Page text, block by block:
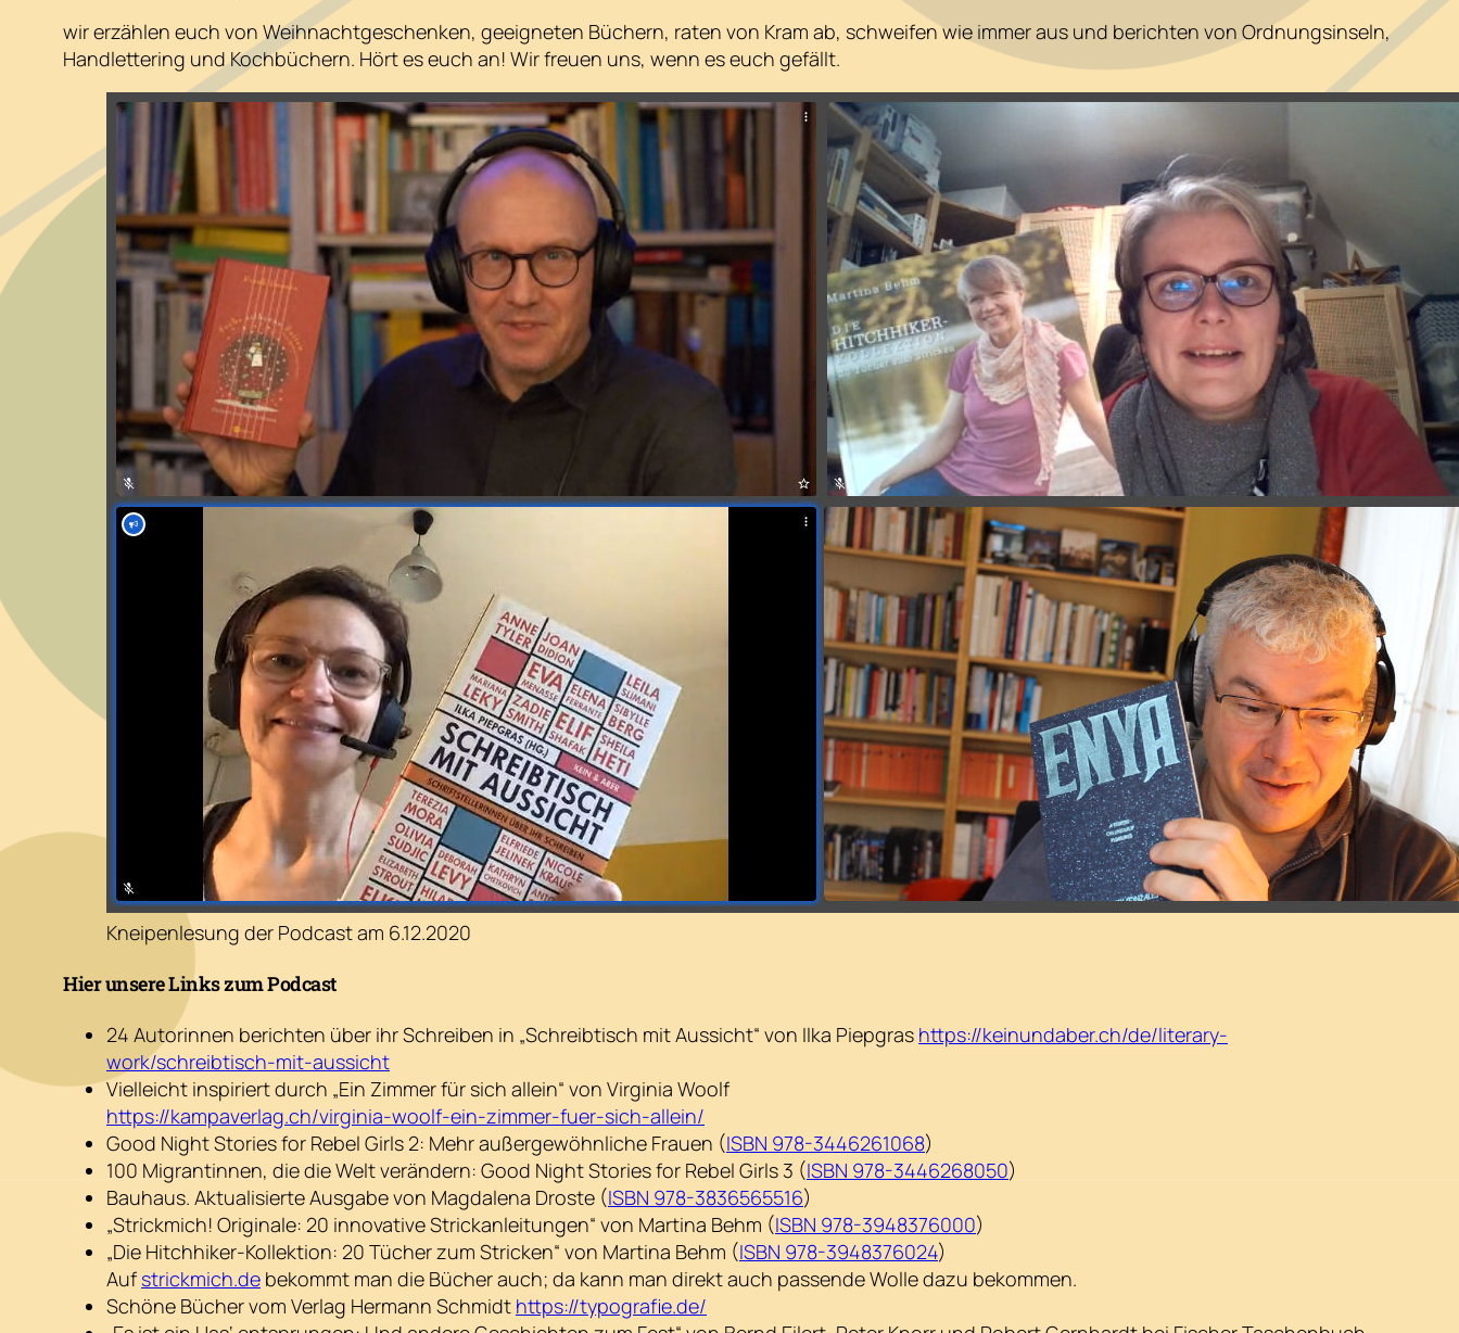
wir erzählen euch von Weihnachtgeschenken, geeigneten Büchern, raten von Kram ab, schweifen wie immer aus und berichten von Ordnungsinseln,
Handlettering und Kochbüchern. Hört es euch an! Wir freuen uns, wenn es euch gefällt.
Kneipenlesung der Podcast am 6.12.2020
Hier unsere Links zum Podcast
24 Autorinnen berichten über ihr Schreiben in „Schreibtisch mit Aussicht“ von Ilka Piepgras https://keinundaber.ch/de/literary-
work/schreibtisch-mit-aussicht
Vielleicht inspiriert durch „Ein Zimmer für sich allein“ von Virginia Woolf
https://kampaverlag.ch/virginia-woolf-ein-zimmer-fuer-sich-allein/
Good Night Stories for Rebel Girls 2: Mehr außergewöhnliche Frauen (ISBN 978-3446261068)
100 Migrantinnen, die die Welt verändern: Good Night Stories for Rebel Girls 3 (ISBN 978-3446268050)
Bauhaus. Aktualisierte Ausgabe von Magdalena Droste (ISBN 978-3836565516)
„Strickmich! Originale: 20 innovative Strickanleitungen“ von Martina Behm (ISBN 978-3948376000)
„Die Hitchhiker-Kollektion: 20 Tücher zum Stricken“ von Martina Behm (ISBN 978-3948376024)
Auf strickmich.de bekommt man die Bücher auch; da kann man direkt auch passende Wolle dazu bekommen.
Schöne Bücher vom Verlag Hermann Schmidt https://typografie.de/